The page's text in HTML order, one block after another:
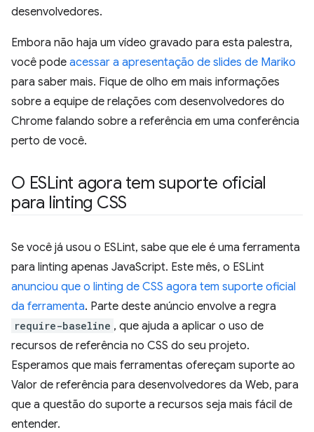
desenvolvedores.
Embora não haja um vídeo gravado para esta palestra,
você pode acessar a apresentação de slides de Mariko
para saber mais. Fique de olho em mais informações
sobre a equipe de relações com desenvolvedores do
Chrome falando sobre a referência em uma conferência
perto de você.
O ESLint agora tem suporte oficial
para linting CSS
Se você já usou o ESLint, sabe que ele é uma ferramenta
para linting apenas JavaScript. Este mês, o ESLint
anunciou que o linting de CSS agora tem suporte oficial
da ferramenta. Parte deste anúncio envolve a regra
require-baseline , que ajuda a aplicar o uso de
recursos de referência no CSS do seu projeto.
Esperamos que mais ferramentas ofereçam suporte ao
Valor de referência para desenvolvedores da Web, para
que a questão do suporte a recursos seja mais fácil de
entender.